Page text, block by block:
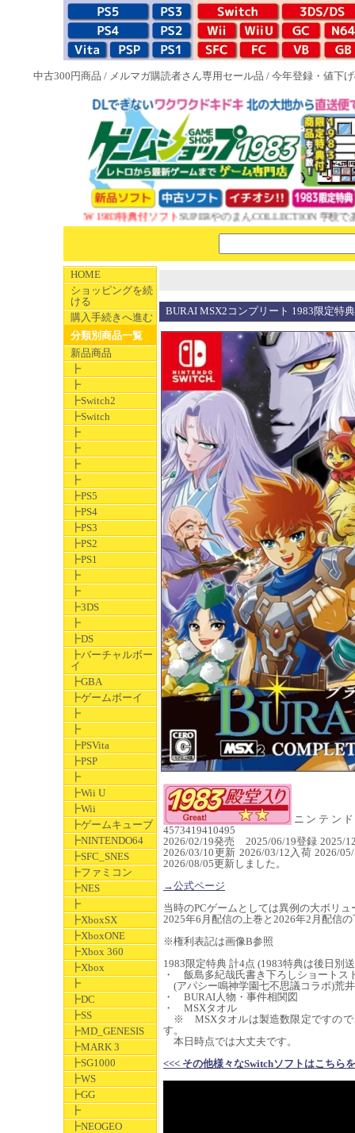
中古300円商品 / メルマガ購読者さん専用セール品 / 今年登録・値下
NEW 1983特典付ソフトSUPERやのまんCOLLECTION 学校であった
HOME
ショッピングを続
ける
購入手続きへ進む
分類別商品一覧
新品商品
┣
┣
┣Switch2
┣Switch
┣
┣
┣
┣
┣PS5
┣PS4
┣PS3
┣PS2
┣PS1
┣
┣
┣3DS
┣
┣DS
┣バーチャルボー
イ
┣GBA
┣ゲームボーイ
┣
┣
┣PSVita
┣PSP
┣
┣Wii U
┣Wii
┣ゲームキューブ
┣NINTENDO64
┣SFC_SNES
┣ファミコン
┣NES
┣
┣XboxSX
┣XboxONE
┣Xbox 360
┣Xbox
┣
┣DC
┣SS
┣MD_GENESIS
┣MARK 3
┣SG1000
┣WS
┣GG
┣
┣NEOGEO
BURAI MSX2コンプリート 1983限定特
ニンテン
4573419410495
2026/02/19発売 2025/06/19登録 2025/
2026/03/10更新 2026/03/12入荷 2026/
2026/08/05更新しました。
→公式ページ
当時のPCゲームとしては異例の大ボリ
2025年6月配信の上巻と2026年2月配信
※権利表記は画像B参照
1983限定特典 計4点 (1983特典は後日別
・ 飯島多紀哉氏書き下ろしショートス
(アパシー鳴神学園七不思議コラボ)荒
・ BURAI人物・事件相関図
・ MSXタオル
※ MSXタオルは製造数限定ですので
す。
本日時点では大丈夫です。
<<< その他様々なSwitchソフトはこちら